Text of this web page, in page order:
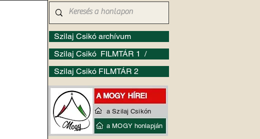
Szilaj Csikó archívum
Szilaj Csikó FILMTÁR 1 /
Szilaj Csikó FILMTÁR 2
a Szilaj Csikón
a MOGY honlapján